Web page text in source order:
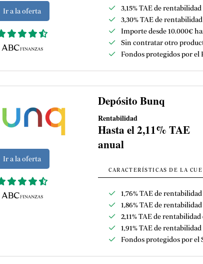
Ir a la oferta
3,15% TAE de
3,30% TAE de
Importe desde 10.000€
Sin contratar otro
Fondos protegidos por el
Ir a la oferta
Depósito Bunq
Rentabilidad
Hasta el 2,11% TAE
anual
CARACTERÍSTICAS DE LA
1,76% TAE de rentabilidad
1,86% TAE de rentabilidad
2,11% TAE de
1,91% TAE de
Fondos protegidos por el